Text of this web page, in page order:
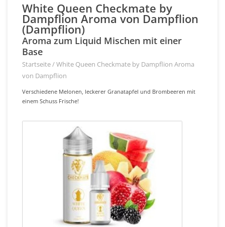
White Queen Checkmate by
Dampflion Aroma von Dampflion
(Dampflion)
Aroma zum Liquid Mischen mit einer
Base
Startseite/White Queen Checkmate by Dampflion Aroma
von Dampflion
Verschiedene Melonen, leckerer Granatapfel und Brombeeren mit
einem Schuss Frische!